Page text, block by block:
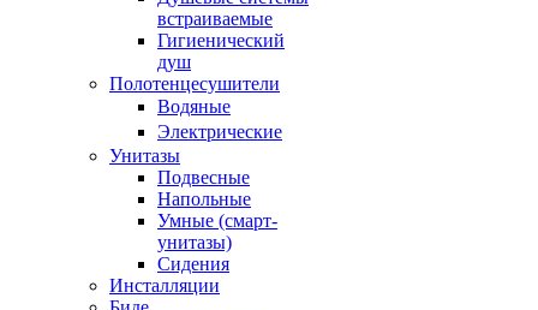
встраиваемые
Гигиенический
душ
Полотенцесушители
ㅤВодяные
ㅤЭлектрические
Унитазы
Подвесные
Напольные
Умные (смарт-
унитазы)
Сидения
Инсталляции